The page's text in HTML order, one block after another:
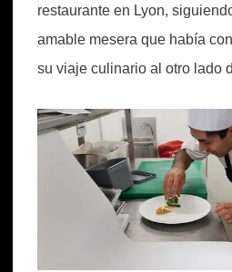
restaurante en Lyon,
amable mesera que había
su viaje culinario al otro lado